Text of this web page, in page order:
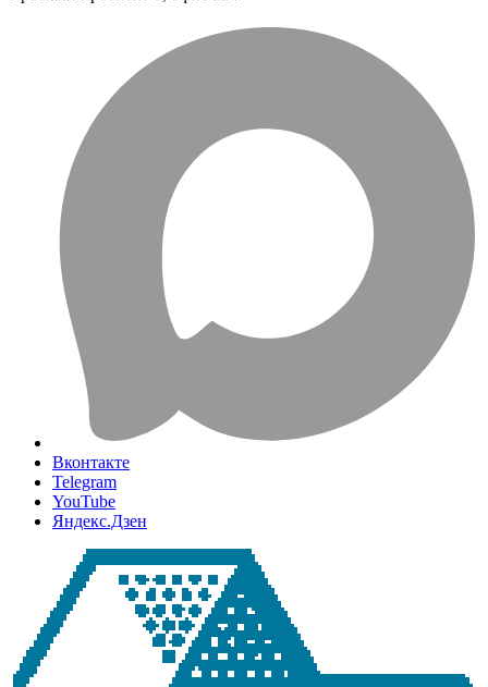
Вконтакте
Telegram
YouTube
Яндекс.Дзен